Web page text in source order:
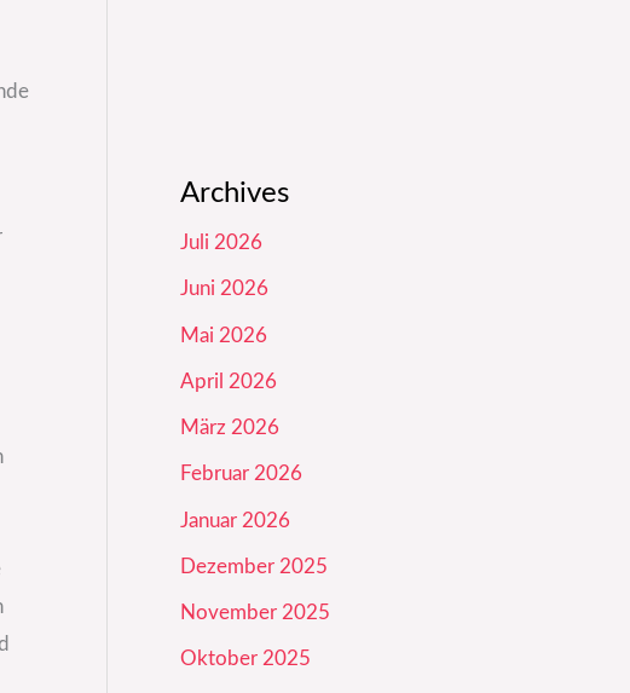
Archives
Juli 2026
Juni 2026
Mai 2026
April 2026
März 2026
Februar 2026
Januar 2026
Dezember 2025
November 2025
Oktober 2025